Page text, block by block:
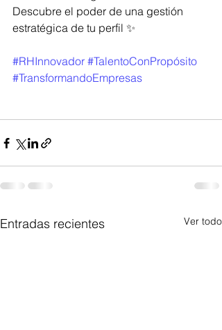
Descubre el poder de una gestión
estratégica de tu perfil ✨
#RHInnovador #TalentoConPropósito
#TransformandoEmpresas
Entradas recientes Ver todo